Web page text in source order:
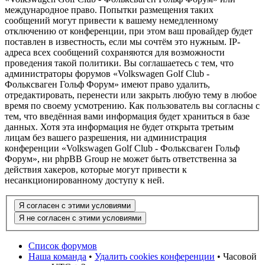
международное право. Попытки размещения таких
сообщений могут привести к вашему немедленному
отключению от конференции, при этом ваш провайдер будет
поставлен в известность, если мы сочтём это нужным. IP-
адреса всех сообщений сохраняются для возможности
проведения такой политики. Вы соглашаетесь с тем, что
администраторы форумов «Volkswagen Golf Club -
Фольксваген Гольф Форум» имеют право удалить,
отредактировать, перенести или закрыть любую тему в любое
время по своему усмотрению. Как пользователь вы согласны с
тем, что введённая вами информация будет храниться в базе
данных. Хотя эта информация не будет открыта третьим
лицам без вашего разрешения, ни администрация
конференции «Volkswagen Golf Club - Фольксваген Гольф
Форум», ни phpBB Group не может быть ответственна за
действия хакеров, которые могут привести к
несанкционированному доступу к ней.
Список форумов
Наша команда • Удалить cookies конференции • Часовой